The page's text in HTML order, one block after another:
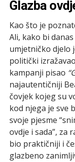
Glazba
Kao što je
Ali, kako bi
umjetničko djelo
politički
kampanji pisao
najautentičniji
čovjek kojeg su
kod njega je sve
svoje pjesme
ovdje i sada”, za
bio praktičniji i
glazbeno